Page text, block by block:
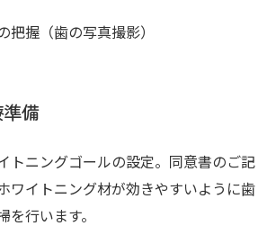
把握（歯の写真撮影）
備
トニングゴールの設定。同意書のご記
ワイトニング材が効きやすいように歯
を行います。